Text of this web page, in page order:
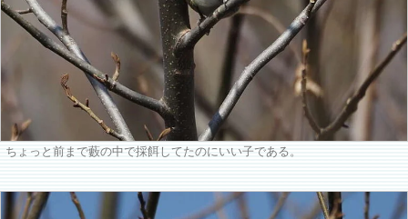
ちょっと前まで藪の中で採餌してたのにいい子である。